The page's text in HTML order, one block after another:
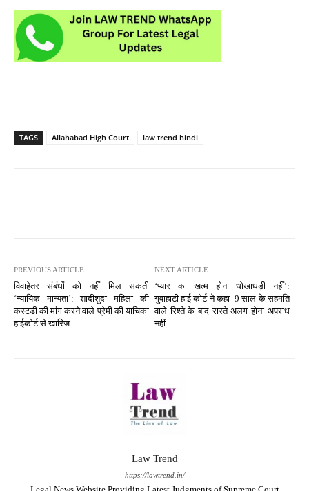
TAGS Allahabad High Court law trend hindi
PREVIOUS ARTICLE
विवाहेतर संबंधों को नहीं मिल सकती
‘न्यायिक मान्यता’: शादीशुदा महिला की
कस्टडी की मांग करने वाले प्रेमी की याचिका
हाईकोर्ट से खारिज
NEXT ARTICLE
‘प्यार का खत्म होना धोखाधड़ी नहीं’:
गुवाहाटी हाई कोर्ट ने कहा- 9 साल के सहमति
वाले रिश्ते के बाद रास्ते अलग होना अपराध
नहीं
Law Trend
https://lawtrend.in/